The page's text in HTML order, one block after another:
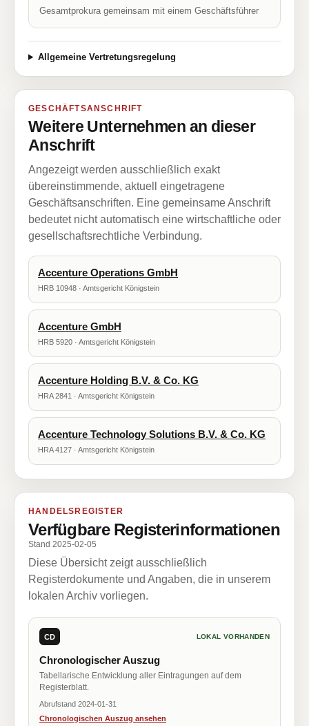
Gesamtprokura gemeinsam mit einem Geschäftsführer
Allgemeine Vertretungsregelung
GESCHÄFTSANSCHRIFT
Weitere Unternehmen an dieser
Anschrift
Angezeigt werden ausschließlich exakt
übereinstimmende, aktuell eingetragene
Geschäftsanschriften. Eine gemeinsame Anschrift
bedeutet nicht automatisch eine wirtschaftliche oder
gesellschaftsrechtliche Verbindung.
Accenture Operations GmbH
HRB 10948 · Amtsgericht Königstein
Accenture GmbH
HRB 5920 · Amtsgericht Königstein
Accenture Holding B.V. & Co. KG
HRA 2841 · Amtsgericht Königstein
Accenture Technology Solutions B.V. & Co. KG
HRA 4127 · Amtsgericht Königstein
HANDELSREGISTER
Verfügbare Registerinformationen
Stand 2025-02-05
Diese Übersicht zeigt ausschließlich
Registerdokumente und Angaben, die in unserem
lokalen Archiv vorliegen.
CD LOKAL VORHANDEN
Chronologischer Auszug
Tabellarische Entwicklung aller Eintragungen auf dem
Registerblatt.
Abrufstand 2024-01-31
Chronologischen Auszug ansehen